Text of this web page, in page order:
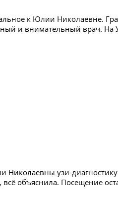
к Юлии Николаевне.
и внимательный врач. На
узи-диагностику
всё объяснила. Посещение